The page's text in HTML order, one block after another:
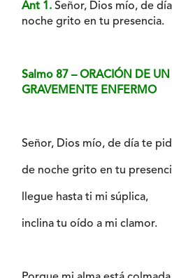
Ant 1. Señor, Dios mío, de
noche grito en tu presencia.
Salmo 87 – ORACIÓN DE
GRAVEMENTE ENFERMO
Señor, Dios mío, de día te
de noche grito en tu
llegue hasta ti mi súplica,
inclina tu oído a mi clamor.